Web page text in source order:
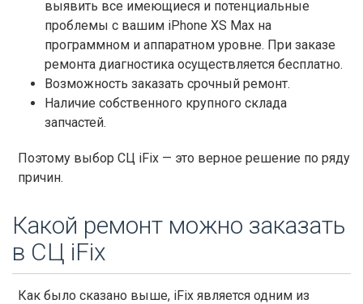
выявить все имеющиеся и потенциальные
проблемы с вашим iPhone XS Max на
программном и аппаратном уровне. При заказе
ремонта диагностика осуществляется бесплатно.
Возможность заказать срочный ремонт.
Наличие собственного крупного склада
запчастей.
Поэтому выбор СЦ iFix — это верное решение по ряду
причин.
Какой ремонт можно заказать
в СЦ iFix
Как было сказано выше, iFix является одним из